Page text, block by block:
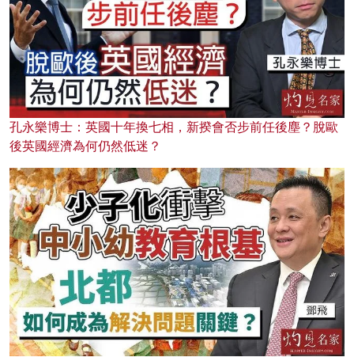
孔永樂博士：英國十年換七相，新揆會否步前任後塵？脫歐
後英國經濟為何仍然低迷？